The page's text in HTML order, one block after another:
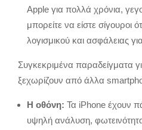
Apple για πολλά χρόνια,
μπορείτε να είστε σίγουροι
λογισμικού και ασφάλειας
Συγκεκριμένα παραδείγματα
ξεχωρίζουν από άλλα
Η οθόνη: Τα iPhone έχουν
υψηλή ανάλυση,